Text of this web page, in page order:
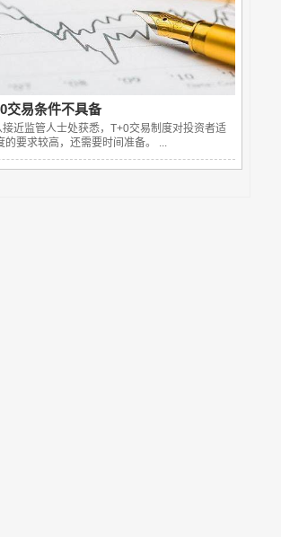
交易条件不具备
近监管人士处获悉，T+0交易制度对投资者适
的要求较高，还需要时间准备。 ...